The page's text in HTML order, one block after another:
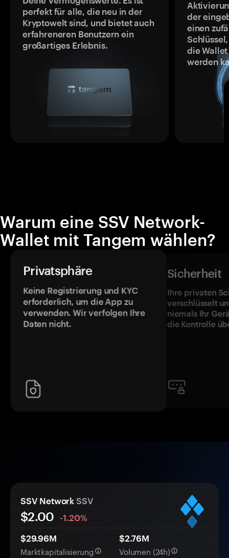
perfekt für alle, die neu in der
Kryptowelt sind, und bietet auch
erfahreneren Benutzern ein
großartiges Erlebnis.
der
einen
die
werden
Warum eine SSV Network-
Wallet mit Tangem wählen?
Privatsphäre
Keine Registrierung und KYC
erforderlich, um die App zu
verwenden. Wir verfolgen Ihre
Daten nicht.
Sicherheit
Ihre privaten
verschlüsselt
niemals Ihr
die Kontrolle
SSV Network SSV
$2.00
-1.20%
$29.96M
Marktkapitalisierung
$2.76M
Volumen (24h)